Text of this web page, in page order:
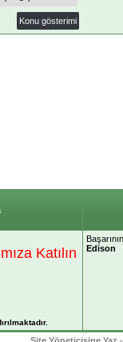
Katılın
Edison